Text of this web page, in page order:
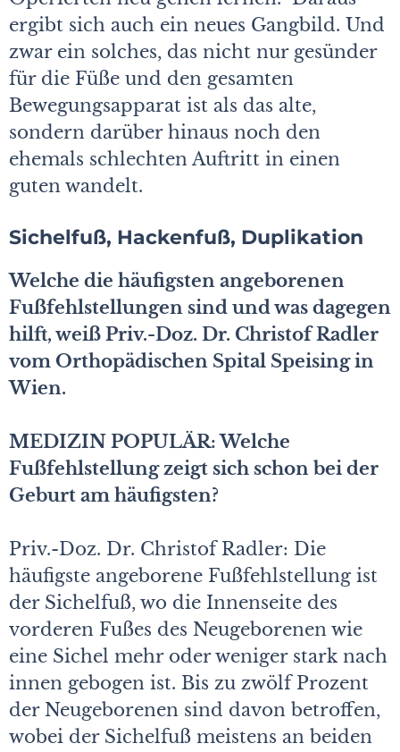
ergibt sich auch ein neues Gangbild. Und
zwar ein solches, das nicht nur gesünder
für die Füße und den gesamten
Bewegungsapparat ist als das alte,
sondern darüber hinaus noch den
ehemals schlechten Auftritt in einen
guten wandelt.
Sichelfuß, Hackenfuß, Duplikation
Welche die häufigsten angeborenen
Fußfehlstellungen sind und was dagegen
hilft, weiß Priv.-Doz. Dr. Christof Radler
vom Orthopädischen Spital Speising in
Wien.
MEDIZIN POPULÄR: Welche
Fußfehlstellung zeigt sich schon bei der
Geburt am häufigsten?
Priv.-Doz. Dr. Christof Radler: Die
häufigste angeborene Fußfehlstellung ist
der Sichelfuß, wo die Innenseite des
vorderen Fußes des Neugeborenen wie
eine Sichel mehr oder weniger stark nach
innen gebogen ist. Bis zu zwölf Prozent
der Neugeborenen sind davon betroffen,
wobei der Sichelfuß meistens an beiden